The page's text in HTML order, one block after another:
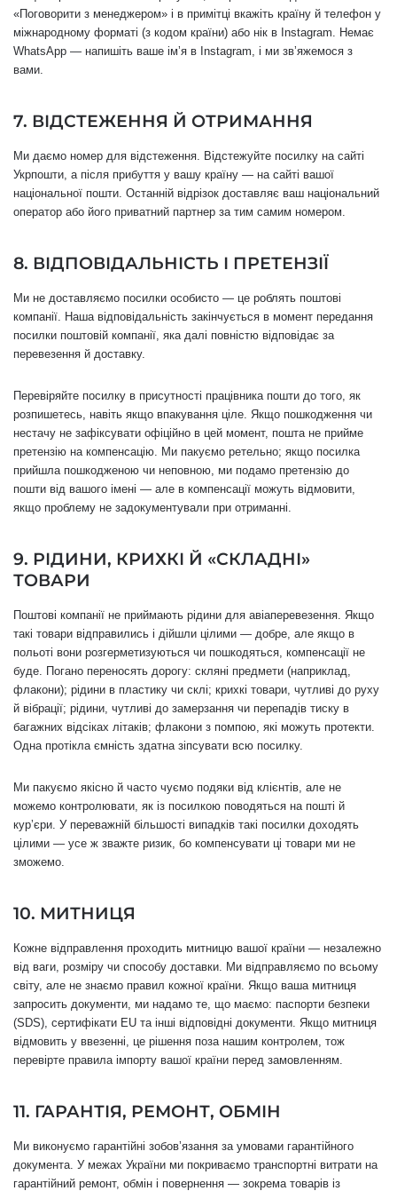
«Поговорити з менеджером» і в примітці вкажіть країну й телефон у
міжнародному форматі (з кодом країни) або нік в Instagram. Немає
WhatsApp — напишіть ваше імʼя в Instagram, і ми звʼяжемося з
вами.
7. ВІДСТЕЖЕННЯ Й ОТРИМАННЯ
Ми даємо номер для відстеження. Відстежуйте посилку на сайті
Укрпошти, а після прибуття у вашу країну — на сайті вашої
національної пошти. Останній відрізок доставляє ваш національний
оператор або його приватний партнер за тим самим номером.
8. ВІДПОВІДАЛЬНІСТЬ І ПРЕТЕНЗІЇ
Ми не доставляємо посилки особисто — це роблять поштові
компанії. Наша відповідальність закінчується в момент передання
посилки поштовій компанії, яка далі повністю відповідає за
перевезення й доставку.
Перевіряйте посилку в присутності працівника пошти до того, як
розпишетесь, навіть якщо впакування ціле. Якщо пошкодження чи
нестачу не зафіксувати офіційно в цей момент, пошта не прийме
претензію на компенсацію. Ми пакуємо ретельно; якщо посилка
прийшла пошкодженою чи неповною, ми подамо претензію до
пошти від вашого імені — але в компенсації можуть відмовити,
якщо проблему не задокументували при отриманні.
9. РІДИНИ, КРИХКІ Й «СКЛАДНІ»
ТОВАРИ
Поштові компанії не приймають рідини для авіаперевезення. Якщо
такі товари відправились і дійшли цілими — добре, але якщо в
польоті вони розгерметизуються чи пошкодяться, компенсації не
буде. Погано переносять дорогу: скляні предмети (наприклад,
флакони); рідини в пластику чи склі; крихкі товари, чутливі до руху
й вібрації; рідини, чутливі до замерзання чи перепадів тиску в
багажних відсіках літаків; флакони з помпою, які можуть протекти.
Одна протікла ємність здатна зіпсувати всю посилку.
Ми пакуємо якісно й часто чуємо подяки від клієнтів, але не
можемо контролювати, як із посилкою поводяться на пошті й
курʼєри. У переважній більшості випадків такі посилки доходять
цілими — усе ж зважте ризик, бо компенсувати ці товари ми не
зможемо.
10. МИТНИЦЯ
Кожне відправлення проходить митницю вашої країни — незалежно
від ваги, розміру чи способу доставки. Ми відправляємо по всьому
світу, але не знаємо правил кожної країни. Якщо ваша митниця
запросить документи, ми надамо те, що маємо: паспорти безпеки
(SDS), сертифікати EU та інші відповідні документи. Якщо митниця
відмовить у ввезенні, це рішення поза нашим контролем, тож
перевірте правила імпорту вашої країни перед замовленням.
11. ГАРАНТІЯ, РЕМОНТ, ОБМІН
Ми виконуємо гарантійні зобовʼязання за умовами гарантійного
документа. У межах України ми покриваємо транспортні витрати на
гарантійний ремонт, обмін і повернення — зокрема товарів із